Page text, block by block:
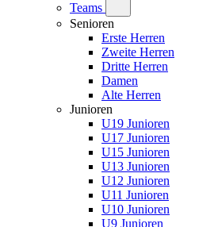
Teams
Senioren
Erste Herren
Zweite Herren
Dritte Herren
Damen
Alte Herren
Junioren
U19 Junioren
U17 Junioren
U15 Junioren
U13 Junioren
U12 Junioren
U11 Junioren
U10 Junioren
U9 Junioren